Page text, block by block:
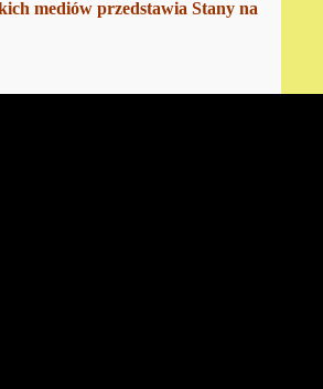
mediów przedstawia Stany na